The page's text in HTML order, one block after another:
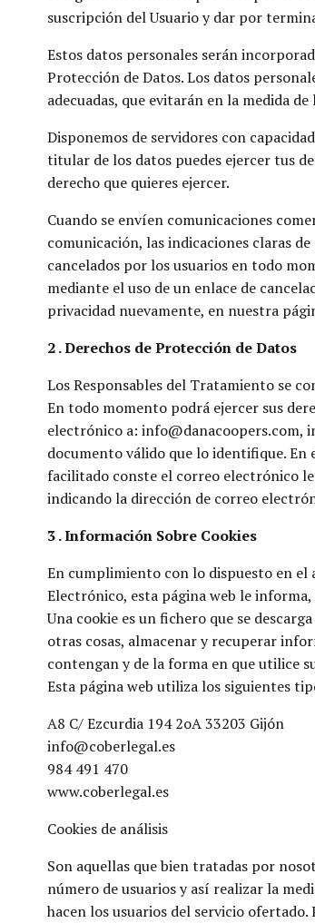
suscripción del Usuario y dar por
Estos datos personales serán
Protección de Datos. Los datos
adecuadas, que evitarán en la medida
Disponemos de servidores con
titular de los datos puedes ejercer tus
derecho que quieres ejercer.
Cuando se envíen comunicaciones
comunicación, las indicaciones claras
cancelados por los usuarios en todo
mediante el uso de un enlace de
privacidad nuevamente, en nuestra
2 . Derechos de Protección de Datos
Los Responsables del Tratamiento se
En todo momento podrá ejercer sus
electrónico a: info@danacoopers.com,
documento válido que lo identifique. En
facilitado conste el correo electrónico
indicando la dirección de correo
3 . Información Sobre Cookies
En cumplimiento con lo dispuesto en el
Electrónico, esta página web le
Una cookie es un fichero que se
otras cosas, almacenar y recuperar
contengan y de la forma en que utilice
Esta página web utiliza los siguientes
A8 C/ Ezcurdia 194 2oA 33203 Gijón
info@coberlegal.es
984 491 470
www.coberlegal.es
Cookies de análisis
Son aquellas que bien tratadas por
número de usuarios y así realizar la
hacen los usuarios del servicio